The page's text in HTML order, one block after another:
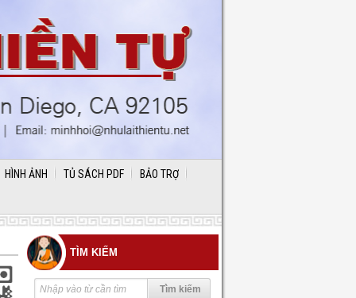
HÌNH ẢNH TỦ SÁCH PDF BẢO TRỢ
TÌM KIẾM